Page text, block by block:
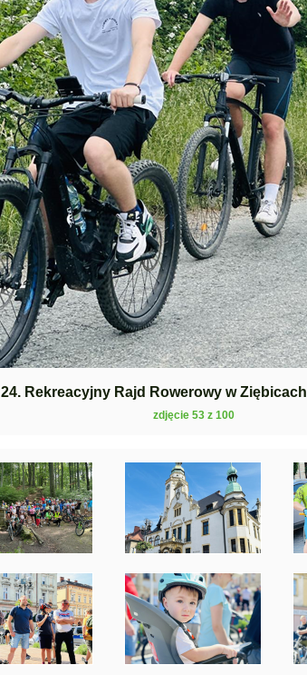
24. Rekreacyjny Rajd Rowerowy w Ziębicach
zdjęcie 53 z 100